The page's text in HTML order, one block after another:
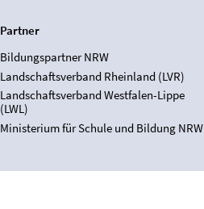
Partner
Bildungspartner NRW
Landschaftsverband Rheinland (LVR)
Landschaftsverband Westfalen-Lippe
(LWL)
Ministerium für Schule und Bildung NRW